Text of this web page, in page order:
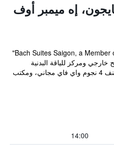
إه ميمبر أوف
يقع مكان إقامة "Bach Suites Saigon, a Member of Design Hotels"
ومركز للياقة البدنية
ومطعم وبار. يوفر هذا الفندق المصنف 4 نجوم واي فاي مجاني، ومكتب
14:00